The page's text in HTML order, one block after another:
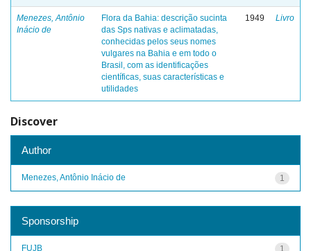
Menezes, Antônio
Inácio de
Flora da Bahia: descrição sucinta
das Sps nativas e aclimatadas,
conhecidas pelos seus nomes
vulgares na Bahia e em todo o
Brasil, com as identificações
científicas, suas características e
utilidades
1949 Livro
Discover
Author
1
Menezes, Antônio Inácio de
Sponsorship
1
FUJB